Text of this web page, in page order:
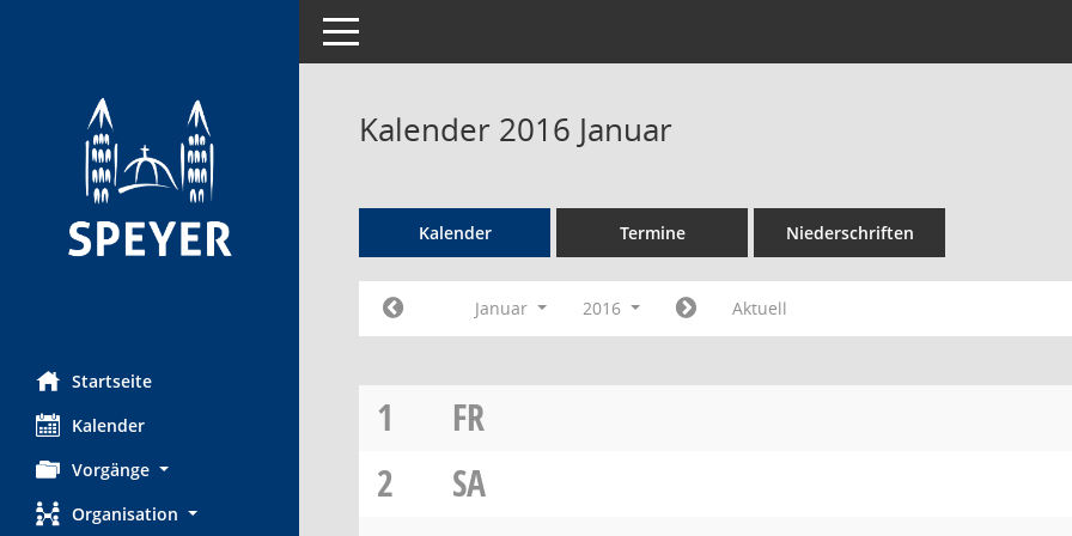
Startseite
Kalender
Vorgänge
Organisation
Toggle navigation
Kalender 2016 Januar
Kalender Termine Niederschriften
Januar 2016 Aktuell
1
FR
2
SA